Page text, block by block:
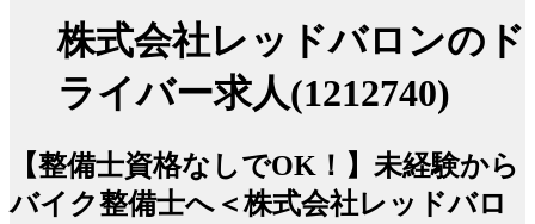
株式会社レッドバロンのド
ライバー求人(1212740)
【整備士資格なしでOK！】未経験から
バイク整備士へ＜株式会社レッドバロ